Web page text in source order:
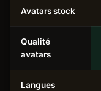
Avatars stock
Qualité
avatars
Langues